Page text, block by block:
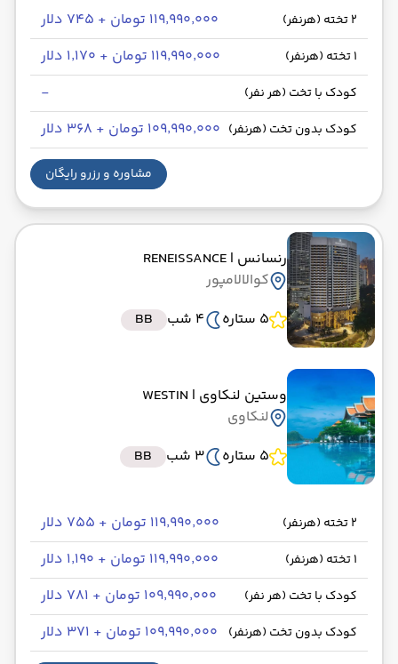
2 تخته (هرنفر) ۱۱۹٬۹۹۰٬۰۰۰ تومان + ۷۴۵ دلار
1 تخته (هرنفر) ۱۱۹٬۹۹۰٬۰۰۰ تومان + ۱٬۱۷۰ دلار
کودک با تخت (هر نفر) -
کودک بدون تخت (هرنفر) ۱۰۹٬۹۹۰٬۰۰۰ تومان + ۳۶۸ دلار
مشاوره و رزرو رایگان
رنسانس | RENEISSANCE
کوالالامپور
5 ستاره
4 شب BB
وستین لنکاوی | WESTIN
لنکاوی
5 ستاره
3 شب BB
2 تخته (هرنفر) ۱۱۹٬۹۹۰٬۰۰۰ تومان + ۷۵۵ دلار
1 تخته (هرنفر) ۱۱۹٬۹۹۰٬۰۰۰ تومان + ۱٬۱۹۰ دلار
کودک با تخت (هر نفر) ۱۰۹٬۹۹۰٬۰۰۰ تومان + ۷۸۱ دلار
کودک بدون تخت (هرنفر) ۱۰۹٬۹۹۰٬۰۰۰ تومان + ۳۷۱ دلار